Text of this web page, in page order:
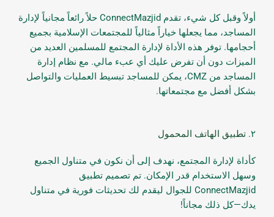
أولاً وقبل كل شيء، تقدم ConnectMazjid حلاً رائعاً مجانياً لإدارة
المساجد، مما يجعلها خياراً مثالياً للمجتمعات الإسلامية بجميع
أحجامها. توفر هذه الأداة لإدارة المجتمع للمسلمين العديد من
الميزات دون أن تفرض عليك أي عبء مالي. مع نظام إدارة
المساجد من CMZ، يمكن للمساجد تبسيط العمليات والتواصل
بشكل أفضل مع مجتمعاتها.
٢. تطبيق الهاتف المحمول
كأداة لإدارة المجتمع، نهدف إلى أن نكون في متناول الجميع
وسهل الاستخدام قدر الإمكان. تم تصميم تطبيق
ConnectMazjid للجوال ليقدم لك تحديثات فورية في متناول
يدك—كل ذلك مجاناً!